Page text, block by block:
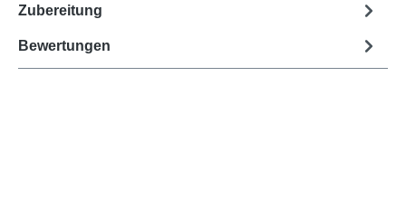
Zubereitung
Bewertungen